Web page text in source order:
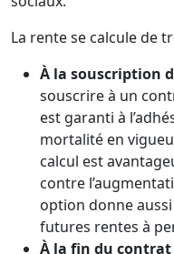
La rente se calcule de
À la souscription
souscrire à un
est garanti à
mortalité en
calcul est
contre
option donne
futures rentes à
À la fin du contrat